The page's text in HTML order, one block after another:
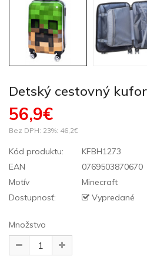
Detský cestovný
56,9€
Bez DPH: 23%: 46,2€
Kód produktu:
KFBH1273
EAN
0769503870670
Motív
Minecraft
Dostupnosť:
Vypredané
Množstvo